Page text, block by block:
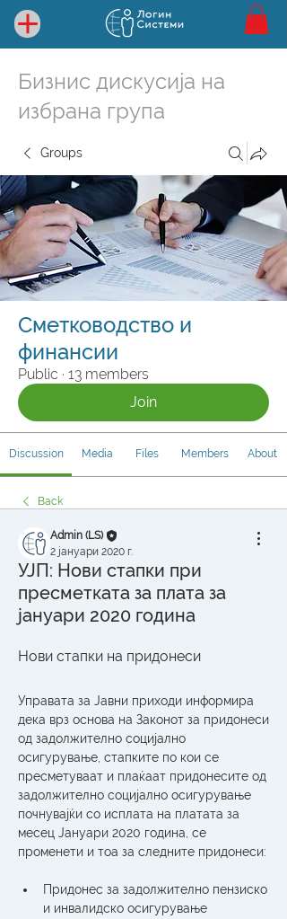
Бизнис дискусија на
избрана група
Groups
Сметководство и
финансии
Public · 13 members
Join
Discussion Media Files Members About
Back
Admin (LS)
2 јануари 2020 г.
УЈП: Нови стапки при
пресметката за плата за
јануари 2020 година
Нови стапки на придонеси
Управата за Јавни приходи информира
дека врз основа на Законот за придонеси
од задолжително социјално
осигурување, стапките по кои се
пресметуваат и плаќаат придонесите од
задолжително социјално осигурување
почнувајќи со исплата на платата за
месец Јануари 2020 година, се
променети и тоа за следните придонеси:
Придонес за задолжително пензиско
и инвалидско осигурување